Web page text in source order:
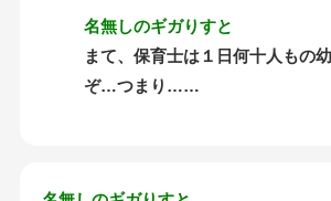
名無しのギガりすと
まて、保育士は１日何十人もの
ぞ…つまり……